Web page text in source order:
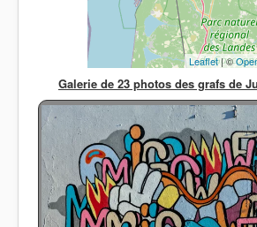
Leaflet| ©
Galerie de 23 photos des grafs de